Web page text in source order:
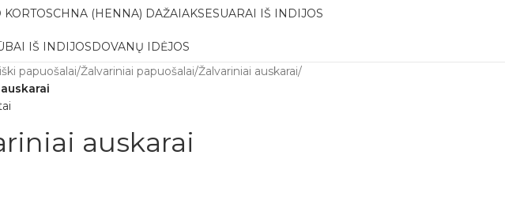
CHNA (HENNA) DAŽAIAKSESUARAI IŠ INDIJOS
IŠ INDIJOSDOVANŲ IDĖJOS
papuošalai/Žalvariniai papuošalai/Žalvariniai auskarai/
auskarai